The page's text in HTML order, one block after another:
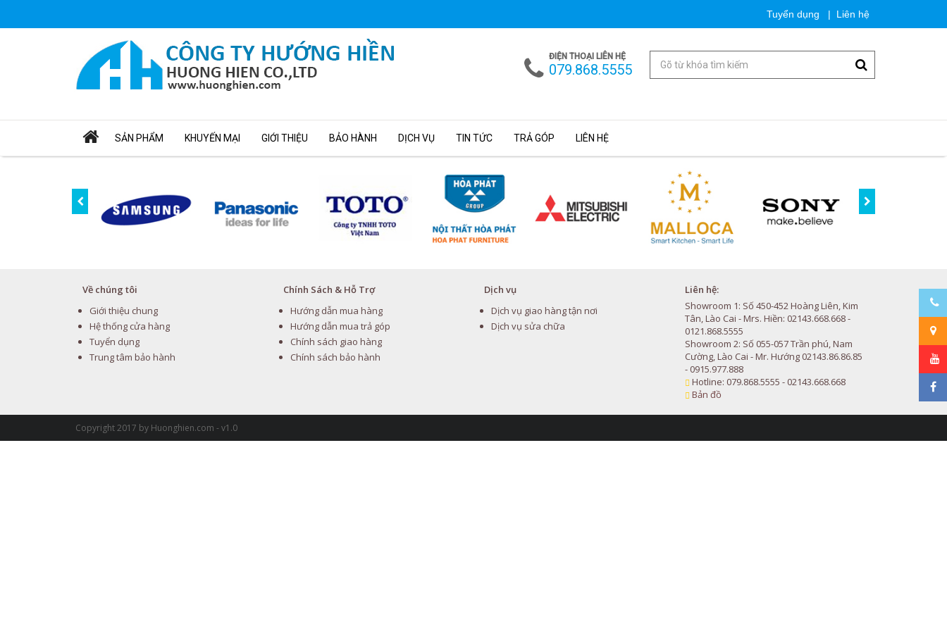
Tuyển dụng | Liên hệ
ĐIỆN THOẠI LIÊN HỆ
079.868.5555
SẢN PHẨM KHUYẾN MẠI GIỚI THIỆU BẢO HÀNH DỊCH VỤ TIN TỨC TRẢ GÓP LIÊN HỆ
Về chúng tôi
Giới thiệu chung
Hệ thống cửa hàng
Tuyển dụng
Trung tâm bảo hành
Chính Sách & Hỗ Trợ
Hướng dẫn mua hàng
Hướng dẫn mua trả góp
Chính sách giao hàng
Chính sách bảo hành
Dịch vụ
Dịch vụ giao hàng tận nơi
Dịch vụ sửa chữa
Liên hệ:
Showroom 1: Số 450-452 Hoàng Liên, Kim
Tân, Lào Cai - Mrs. Hiền: 02143.668.668 -
0121.868.5555
Showroom 2: Số 055-057 Trần phú, Nam
Cường, Lào Cai - Mr. Hướng 02143.86.86.85
- 0915.977.888
Hotline: 079.868.5555 - 02143.668.668
Bản đồ
Copyright 2017 by Huonghien.com - v1.0